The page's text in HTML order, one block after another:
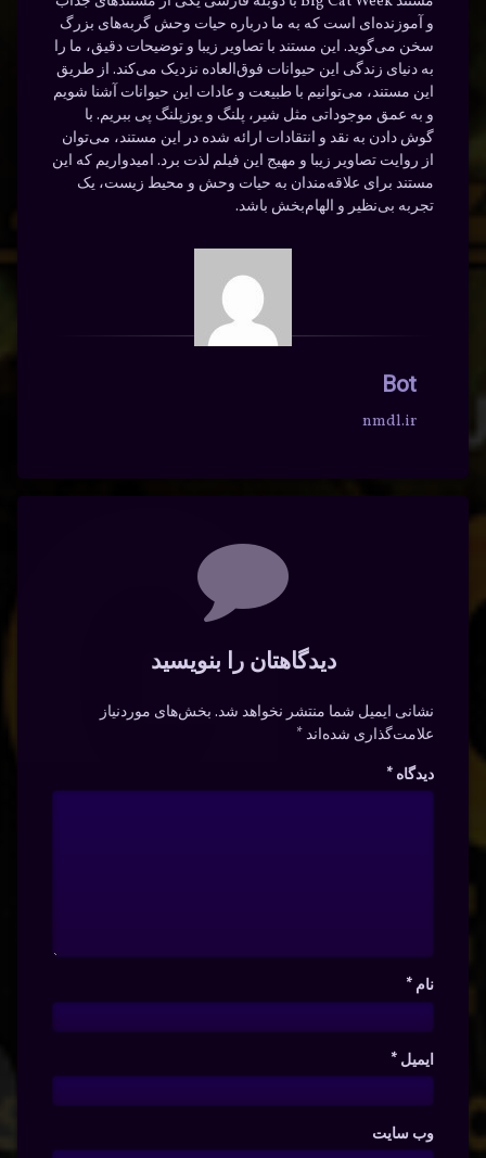
و آموزنده‌ای است که به ما درباره حیات وحش گربه‌های بزرگ
سخن می‌گوید. این مستند با تصاویر زیبا و توضیحات دقیق، ما را
به دنیای زندگی این حیوانات فوق‌العاده نزدیک می‌کند. از طریق
این مستند، می‌توانیم با طبیعت و عادات این حیوانات آشنا شویم
و به عمق موجوداتی مثل شیر، پلنگ و یوزپلنگ پی ببریم. با
گوش دادن به نقد و انتقادات ارائه شده در این مستند، می‌توان
از روایت تصاویر زیبا و مهیج این فیلم لذت برد. امیدواریم که این
مستند برای علاقه‌مندان به حیات وحش و محیط زیست، یک
تجربه بی‌نظیر و الهام‌بخش باشد.
Bot
nmdl.ir
دیدگاهتان را بنویسید
نشانی ایمیل شما منتشر نخواهد شد. بخش‌های موردنیاز
علامت‌گذاری شده‌اند*
دیدگاه *
نام *
ایمیل *
وب‌ سایت